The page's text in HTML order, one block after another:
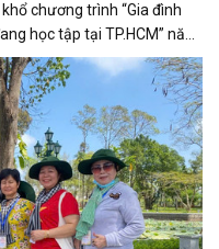
chương trình “Gia đình
học tập tại TP.HCM” năm